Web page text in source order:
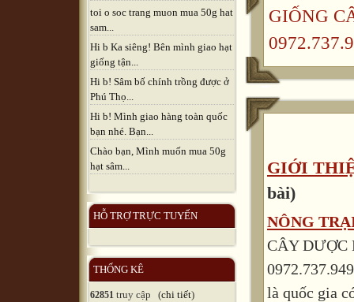
toi o soc trang muon mua 50g hat
sam...
Hi b Ka siêng! Bên mình giao hạt
giống tận...
Hi b! Sâm bố chính trồng được ở
Phú Thọ...
Hi b! Mình giao hàng toàn quốc
bạn nhé. Bạn...
Chào bạn, Mình muốn mua 50g
hạt sâm...
HỖ TRỢ TRỰC TUYẾN
THỐNG KÊ
62851 truy cập (chi tiết)
GIỐNG
GIỚI
bài)
NÔNG
CÂY DƯỢC
là quốc gia